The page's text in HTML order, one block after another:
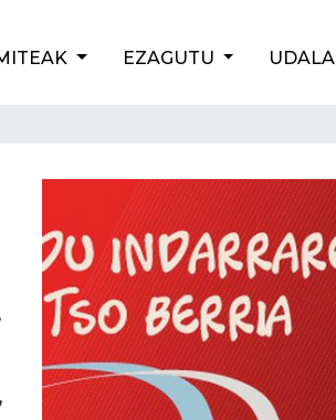
EZAGUTU UDALA